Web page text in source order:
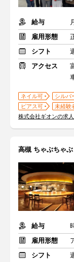
給与
雇用形態
シフト
アクセス
ネイル可 シルバ
ピアス可
未経験
株式会社ギオンの求
高槻 ちゃぶちゃぶ
給与
雇用形態
シフト